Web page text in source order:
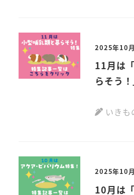
2025年10
11月は
らそう
いきも
2025年10
10月は